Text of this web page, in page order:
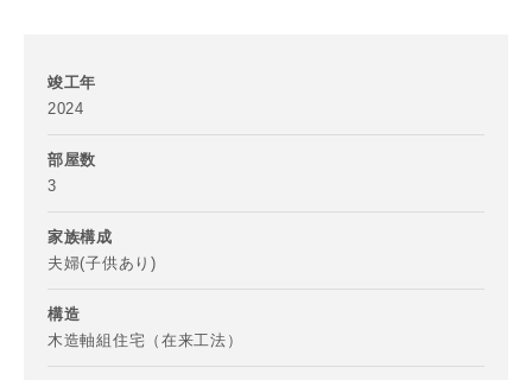
竣工年
2024
部屋数
3
家族構成
夫婦(子供あり)
構造
木造軸組住宅（在来工法）